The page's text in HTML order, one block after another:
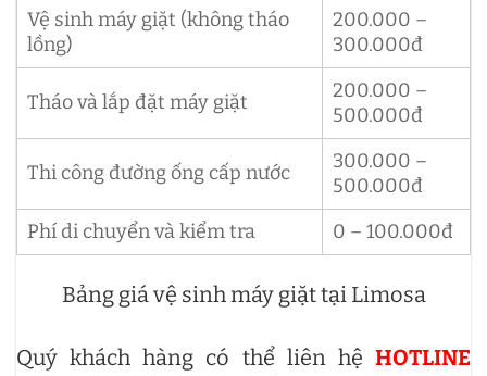
Vệ sinh máy giặt (không tháo
lồng)
200.000 –
300.000đ
Tháo và lắp đặt máy giặt
200.000 –
500.000đ
Thi công đường ống cấp nước
300.000 –
500.000đ
Phí di chuyển và kiểm tra
0 – 100.000đ
Bảng giá vệ sinh máy giặt tại Limosa
Quý khách hàng có thể liên hệ HOTLINE